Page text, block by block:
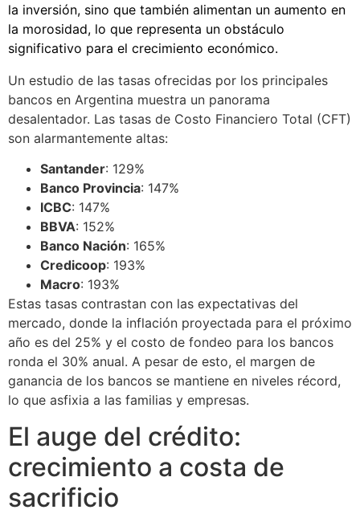
la inversión, sino que también alimentan un aumento en
la morosidad, lo que representa un obstáculo
significativo para el crecimiento económico.
Un estudio de las tasas ofrecidas por los principales
bancos en Argentina muestra un panorama
desalentador. Las tasas de Costo Financiero Total (CFT)
son alarmantemente altas:
Santander: 129%
Banco Provincia: 147%
ICBC: 147%
BBVA: 152%
Banco Nación: 165%
Credicoop: 193%
Macro: 193%
Estas tasas contrastan con las expectativas del
mercado, donde la inflación proyectada para el próximo
año es del 25% y el costo de fondeo para los bancos
ronda el 30% anual. A pesar de esto, el margen de
ganancia de los bancos se mantiene en niveles récord,
lo que asfixia a las familias y empresas.
El auge del crédito:
crecimiento a costa de
sacrificio